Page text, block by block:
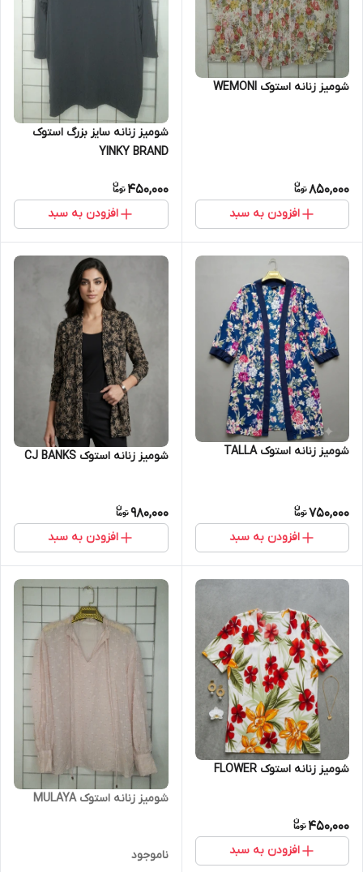
شومیز زنانه استوک WEMONI
850,000
افزودن به سبد
شومیز زنانه سایز بزرگ استوک
YINKY BRAND
450,000
افزودن به سبد
شومیز زنانه استوک TALLA
750,000
افزودن به سبد
شومیز زنانه استوک CJ BANKS
980,000
افزودن به سبد
شومیز زنانه استوک FLOWER
450,000
افزودن به سبد
شومیز زنانه استوک MULAYA
ناموجود